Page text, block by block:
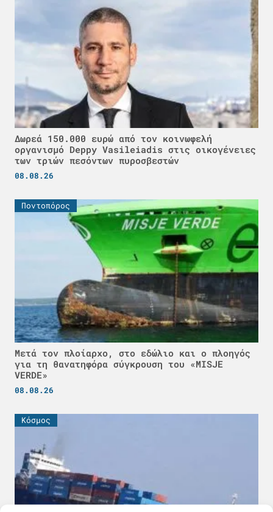
Δωρεά 150.000 ευρώ από τον κοινωφελή
οργανισμό Deppy Vasileiadis στις οικογένειες
των τριών πεσόντων πυροσβεστών
08.08.26
Ποντοπόρος
Μετά τον πλοίαρχο, στο εδώλιο και ο πλοηγός
για τη θανατηφόρα σύγκρουση του «MISJE
VERDE»
08.08.26
Κόσμος